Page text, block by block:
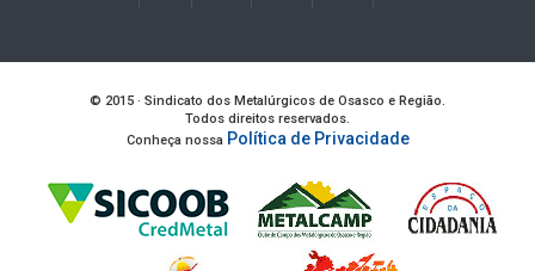
© 2015 · Sindicato dos Metalúrgicos de Osasco e Região.
Todos direitos reservados.
Conheça nossa Política de Privacidade